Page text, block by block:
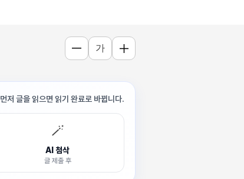
가
먼저 글을 읽으면 읽기 완료로 바뀝니다.
🪄
AI 첨삭
글 제출 후